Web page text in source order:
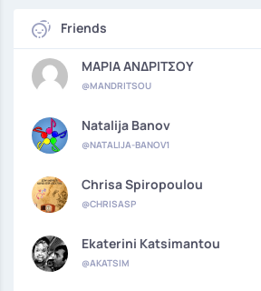
Friends
ΜΑΡΙΑ ΑΝΔΡΙΤΣΟΥ
@MANDRITSOU
Natalija Banov
@NATALIJA-BANOV1
Chrisa Spiropoulou
@CHRISASP
Ekaterini Katsimantou
@AKATSIM